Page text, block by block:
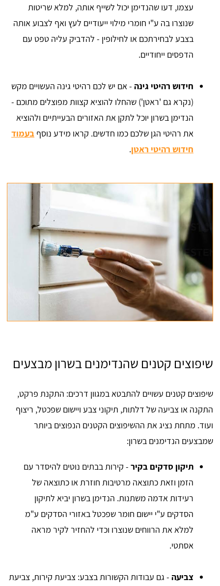
עצמו, דעו שהנדימן יכול לשייף אותה, למלא שריטות
שנוצרו בה ע"י חומרי מילוי ייעודיים לעץ ואף לצבוע אותה
בצבע לבחירתכם או לחילופין - להדביק עליה טפט עם
הדפסים ייחודיים.
חידוש רהיטי גינה - אם יש לכם רהיטי גינה העשויים מקש
(נקרא גם 'ראטן') שהחלו להוציא קצוות מפוצלים מתוכם -
הנדימן בשרון יוכל לתקן את האזורים הבעייתיים ולהוציא
את רהיטי הגן שלכם כמו חדשים. קראו מידע נוסף בעמוד
חידוש רהיטי ראטן.
שיפוצים קטנים שהנדימנים בשרון מבצעים
שיפוצים קטנים עשויים להתבטא במגוון דרכים: התקנת פרקט,
התקנה או צביעה של דלתות, תיקוני צבע ויישום שפכטל, ריצוף
ועוד. מתחת נציג את ההשיפוצים הקטנים הנפוצים ביותר
שמבצעים הנדימנים בשרון:
תיקון סדקים בקיר - קירות בבתים נוטים להיסדר עם
הזמן וזאת כתוצאה מרטיבות חוזרת או כתוצאה של
רעידות אדמה משתנות. הנדימן בשרון יביא לתיקון
הסדקים ע"י יישום חומר שפכטל באזורי הסדקים ע"מ
למלא את הרווחים שנוצרו וכדי להחזיר לקיר מראה
אסתטי.
צביעה - גם עבודות הקשורות בצבע: צביעת קירות, צביעת